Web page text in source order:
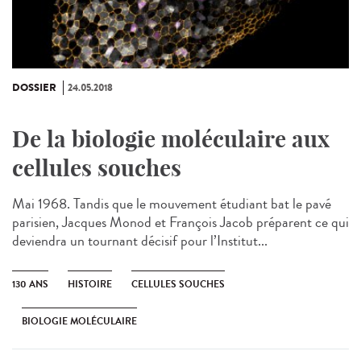
DOSSIER 24.05.2018
De la biologie moléculaire aux
cellules souches
Mai 1968. Tandis que le mouvement étudiant bat le pavé
parisien, Jacques Monod et François Jacob préparent ce qui
deviendra un tournant décisif pour l’Institut...
130 ANS HISTOIRE CELLULES SOUCHES
BIOLOGIE MOLÉCULAIRE